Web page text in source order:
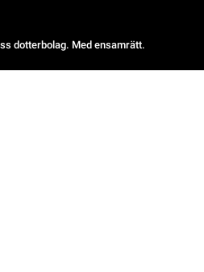
dotterbolag. Med ensamrätt.